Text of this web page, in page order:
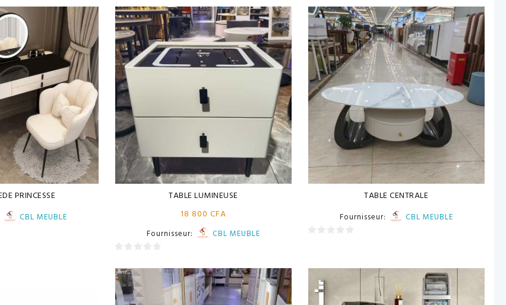
5
sur
PRINCESSE
CBL MEUBLE
TABLE LUMINEUSE
18 800 CFA
Fournisseur:
CBL MEUBLE
sur
5
TABLE CENTRALE
Fournisseur:
CBL MEUBLE